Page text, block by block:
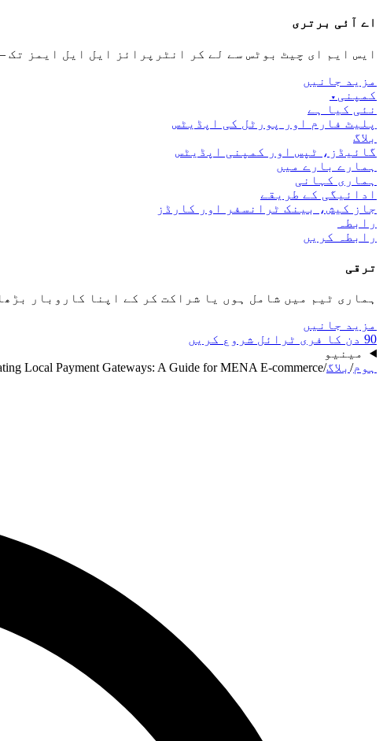
اے آئی برتری
ایس ایم ای چیٹ بوٹس سے لے کر انٹرپرائز ایل ایل ایمز تک
مزید جانیں
کمپنی ▾
نئی کیا ہے
پلیٹ فارم اور پورٹل کی اپڈیٹس
بلاگ
گائیڈز، ٹپس اور کمپنی اپڈیٹس
ہمارے بارے میں
ہماری کہانی
ادائیگی کے طریقے
جاز کیش، بینک ٹرانسفر اور کارڈز
رابطہ
رابطہ کریں
ترقی
ہماری ٹیم میں شامل ہوں یا شراکت کر کے اپنا کاروبار
مزید جانیں
90 دن کا فری ٹرائل شروع کریں
مینیو
ہوم/ بلاگ/
Local Payment Gateways: A Guide for MENA E-commerce